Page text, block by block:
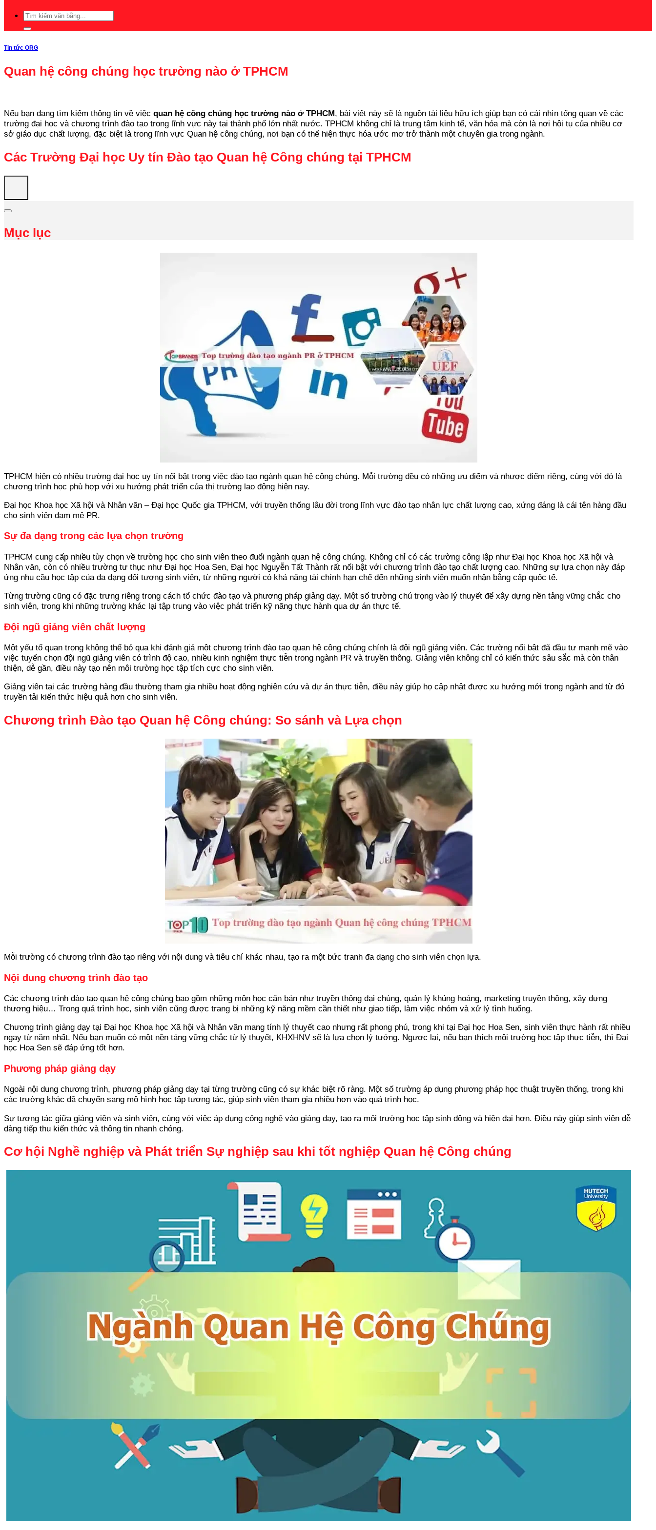
Tin tức ORG
Quan hệ công chúng học trường nào ở TPHCM
Nếu bạn đang tìm kiếm thông tin về việc quan hệ công chúng học trường nào ở TPHCM, bài viết này sẽ là nguồn tài liệu hữu ích giúp bạn có cái nhìn tổng quan về các
trường đại học và chương trình đào tạo trong lĩnh vực này tại thành phố lớn nhất nước. TPHCM không chỉ là trung tâm kinh tế, văn hóa mà còn là nơi hội tụ của nhiều cơ
sở giáo dục chất lượng, đặc biệt là trong lĩnh vực Quan hệ công chúng, nơi bạn có thể hiện thực hóa ước mơ trở thành một chuyên gia trong ngành.
Các Trường Đại học Uy tín Đào tạo Quan hệ Công chúng tại TPHCM
Mục lục
TPHCM hiện có nhiều trường đại học uy tín nổi bật trong việc đào tạo ngành quan hệ công chúng. Mỗi trường đều có những ưu điểm và nhược điểm riêng, cùng với đó là
chương trình học phù hợp với xu hướng phát triển của thị trường lao động hiện nay.
Đại học Khoa học Xã hội và Nhân văn – Đại học Quốc gia TPHCM, với truyền thống lâu đời trong lĩnh vực đào tạo nhân lực chất lượng cao, xứng đáng là cái tên hàng đầu
cho sinh viên đam mê PR.
Sự đa dạng trong các lựa chọn trường
TPHCM cung cấp nhiều tùy chọn về trường học cho sinh viên theo đuổi ngành quan hệ công chúng. Không chỉ có các trường công lập như Đại học Khoa học Xã hội và
Nhân văn, còn có nhiều trường tư thục như Đại học Hoa Sen, Đại học Nguyễn Tất Thành rất nổi bật với chương trình đào tạo chất lượng cao. Những sự lựa chọn này đáp
ứng nhu cầu học tập của đa dạng đối tượng sinh viên, từ những người có khả năng tài chính hạn chế đến những sinh viên muốn nhận bằng cấp quốc tế.
Từng trường cũng có đặc trưng riêng trong cách tổ chức đào tạo và phương pháp giảng dạy. Một số trường chú trọng vào lý thuyết để xây dựng nền tảng vững chắc cho
sinh viên, trong khi những trường khác lại tập trung vào việc phát triển kỹ năng thực hành qua dự án thực tế.
Đội ngũ giảng viên chất lượng
Một yếu tố quan trọng không thể bỏ qua khi đánh giá một chương trình đào tạo quan hệ công chúng chính là đội ngũ giảng viên. Các trường nổi bật đã đầu tư mạnh mẽ vào
việc tuyển chọn đội ngũ giảng viên có trình độ cao, nhiều kinh nghiệm thực tiễn trong ngành PR và truyền thông. Giảng viên không chỉ có kiến thức sâu sắc mà còn thân
thiện, dễ gần, điều này tạo nên môi trường học tập tích cực cho sinh viên.
Giảng viên tại các trường hàng đầu thường tham gia nhiều hoạt động nghiên cứu và dự án thực tiễn, điều này giúp họ cập nhật được xu hướng mới trong ngành and từ đó
truyền tải kiến thức hiệu quả hơn cho sinh viên.
Chương trình Đào tạo Quan hệ Công chúng: So sánh và Lựa chọn
Mỗi trường có chương trình đào tạo riêng với nội dung và tiêu chí khác nhau, tạo ra một bức tranh đa dạng cho sinh viên chọn lựa.
Nội dung chương trình đào tạo
Các chương trình đào tạo quan hệ công chúng bao gồm những môn học căn bản như truyền thông đại chúng, quản lý khủng hoảng, marketing truyền thông, xây dựng
thương hiệu… Trong quá trình học, sinh viên cũng được trang bị những kỹ năng mềm cần thiết như giao tiếp, làm việc nhóm và xử lý tình huống.
Chương trình giảng dạy tại Đại học Khoa học Xã hội và Nhân văn mang tính lý thuyết cao nhưng rất phong phú, trong khi tại Đại học Hoa Sen, sinh viên thực hành rất nhiều
ngay từ năm nhất. Nếu bạn muốn có một nền tảng vững chắc từ lý thuyết, KHXHNV sẽ là lựa chọn lý tưởng. Ngược lại, nếu bạn thích môi trường học tập thực tiễn, thì Đại
học Hoa Sen sẽ đáp ứng tốt hơn.
Phương pháp giảng dạy
Ngoài nội dung chương trình, phương pháp giảng dạy tại từng trường cũng có sự khác biệt rõ ràng. Một số trường áp dụng phương pháp học thuật truyền thống, trong khi
các trường khác đã chuyển sang mô hình học tập tương tác, giúp sinh viên tham gia nhiều hơn vào quá trình học.
Sự tương tác giữa giảng viên và sinh viên, cùng với việc áp dụng công nghệ vào giảng dạy, tạo ra môi trường học tập sinh động và hiện đại hơn. Điều này giúp sinh viên dễ
dàng tiếp thu kiến thức và thông tin nhanh chóng.
Cơ hội Nghề nghiệp và Phát triển Sự nghiệp sau khi tốt nghiệp Quan hệ Công chúng